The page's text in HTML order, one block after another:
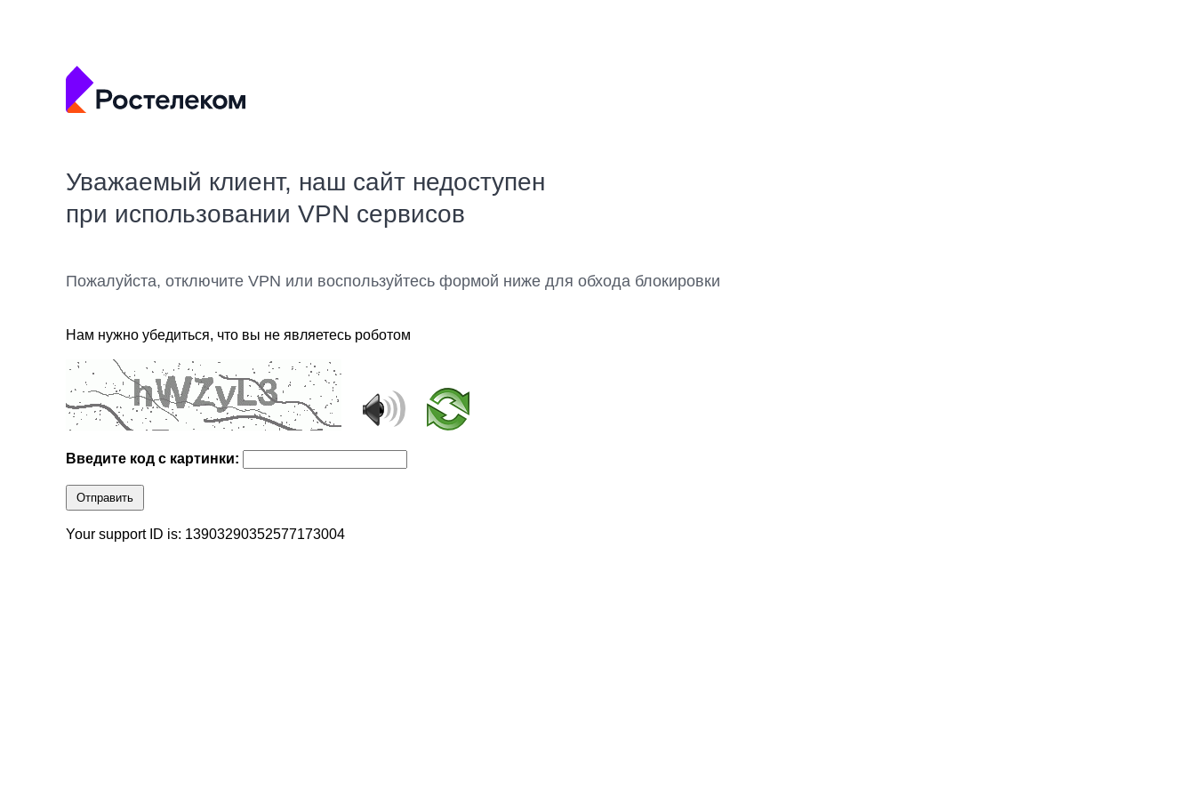
Уважаемый клиент, наш сайт недоступен
при использовании VPN сервисов
Пожалуйста, отключите VPN или воспользуйтесь формой ниже для обхода блокировки
Нам нужно убедиться, что вы не являетесь роботом
Введите код с картинки:
Отправить
Your support ID is: 13903290352577173004